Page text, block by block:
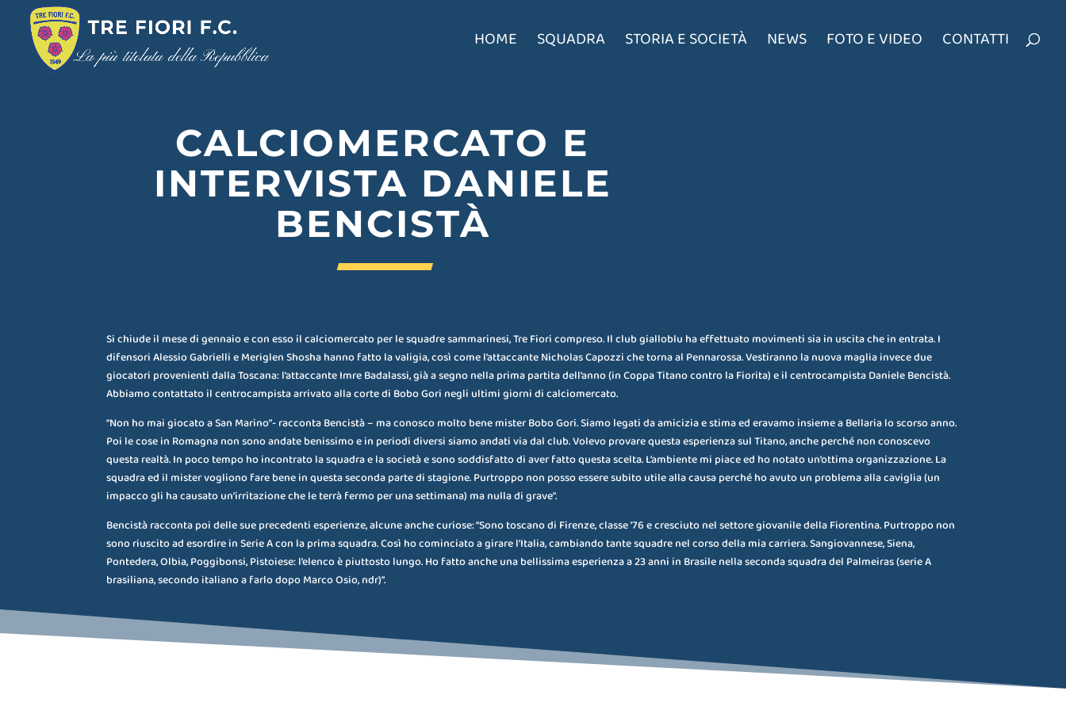
HOME SQUADRA STORIA E SOCIETÀ NEWS FOTO E VIDEO CONTATTI
CALCIOMERCATO E
INTERVISTA DANIELE
BENCISTÀ
Si chiude il mese di gennaio e con esso il calciomercato per le squadre sammarinesi, Tre Fiori compreso. Il club gialloblu ha effettuato movimenti sia in uscita che in entrata. I
difensori Alessio Gabrielli e Meriglen Shosha hanno fatto la valigia, così come l’attaccante Nicholas Capozzi che torna al Pennarossa. Vestiranno la nuova maglia invece due
giocatori provenienti dalla Toscana: l’attaccante Imre Badalassi, già a segno nella prima partita dell’anno (in Coppa Titano contro la Fiorita) e il centrocampista Daniele Bencistà.
Abbiamo contattato il centrocampista arrivato alla corte di Bobo Gori negli ultimi giorni di calciomercato.
“Non ho mai giocato a San Marino”- racconta Bencistà – ma conosco molto bene mister Bobo Gori. Siamo legati da amicizia e stima ed eravamo insieme a Bellaria lo scorso anno.
Poi le cose in Romagna non sono andate benissimo e in periodi diversi siamo andati via dal club. Volevo provare questa esperienza sul Titano, anche perché non conoscevo
questa realtà. In poco tempo ho incontrato la squadra e la società e sono soddisfatto di aver fatto questa scelta. L’ambiente mi piace ed ho notato un’ottima organizzazione. La
squadra ed il mister vogliono fare bene in questa seconda parte di stagione. Purtroppo non posso essere subito utile alla causa perché ho avuto un problema alla caviglia (un
impacco gli ha causato un’irritazione che le terrà fermo per una settimana) ma nulla di grave”.
Bencistà racconta poi delle sue precedenti esperienze, alcune anche curiose: “Sono toscano di Firenze, classe ’76 e cresciuto nel settore giovanile della Fiorentina. Purtroppo non
sono riuscito ad esordire in Serie A con la prima squadra. Così ho cominciato a girare l’Italia, cambiando tante squadre nel corso della mia carriera. Sangiovannese, Siena,
Pontedera, Olbia, Poggibonsi, Pistoiese: l’elenco è piuttosto lungo. Ho fatto anche una bellissima esperienza a 23 anni in Brasile nella seconda squadra del Palmeiras (serie A
brasiliana, secondo italiano a farlo dopo Marco Osio, ndr)”.